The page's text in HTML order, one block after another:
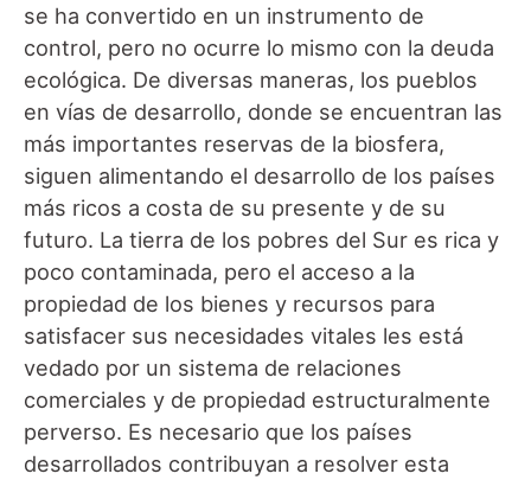
se ha convertido en un instrumento de
control, pero no ocurre lo mismo con la deuda
ecológica. De diversas maneras, los pueblos
en vías de desarrollo, donde se encuentran las
más importantes reservas de la biosfera,
siguen alimentando el desarrollo de los países
más ricos a costa de su presente y de su
futuro. La tierra de los pobres del Sur es rica y
poco contaminada, pero el acceso a la
propiedad de los bienes y recursos para
satisfacer sus necesidades vitales les está
vedado por un sistema de relaciones
comerciales y de propiedad estructuralmente
perverso. Es necesario que los países
desarrollados contribuyan a resolver esta